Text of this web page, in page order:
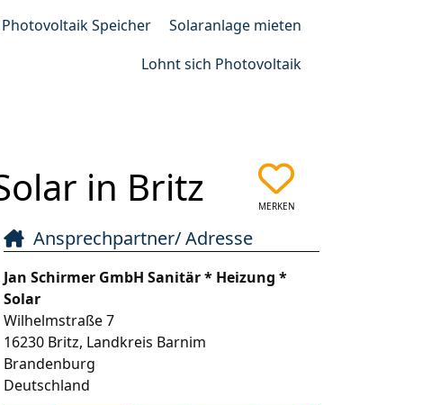
Photovoltaik Speicher
Solaranlage mieten
Lohnt sich Photovoltaik
in Britz MERKEN
Ansprechpartner/ Adresse
Jan Schirmer GmbH Sanitär * Heizung *
Solar
Wilhelmstraße 7
16230 Britz, Landkreis Barnim
Brandenburg
Deutschland